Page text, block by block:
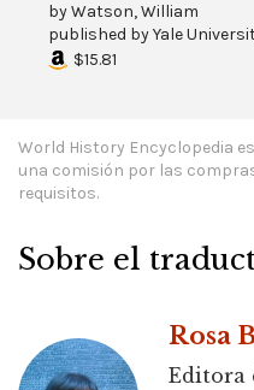
byWatson, William
published byYale
$15.81
World History Encyclopedia
una comisión por las
requisitos.
Sobre el
Rosa
Editora